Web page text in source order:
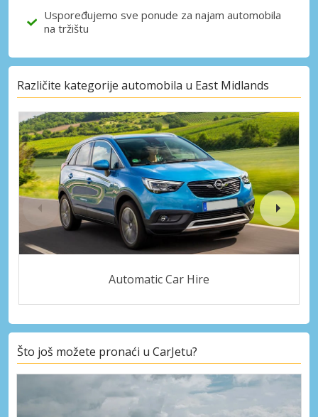
Uspoređujemo sve ponude za najam automobila
na tržištu
Različite kategorije automobila u East Midlands
Automatic Car Hire
Što još možete pronaći u CarJetu?